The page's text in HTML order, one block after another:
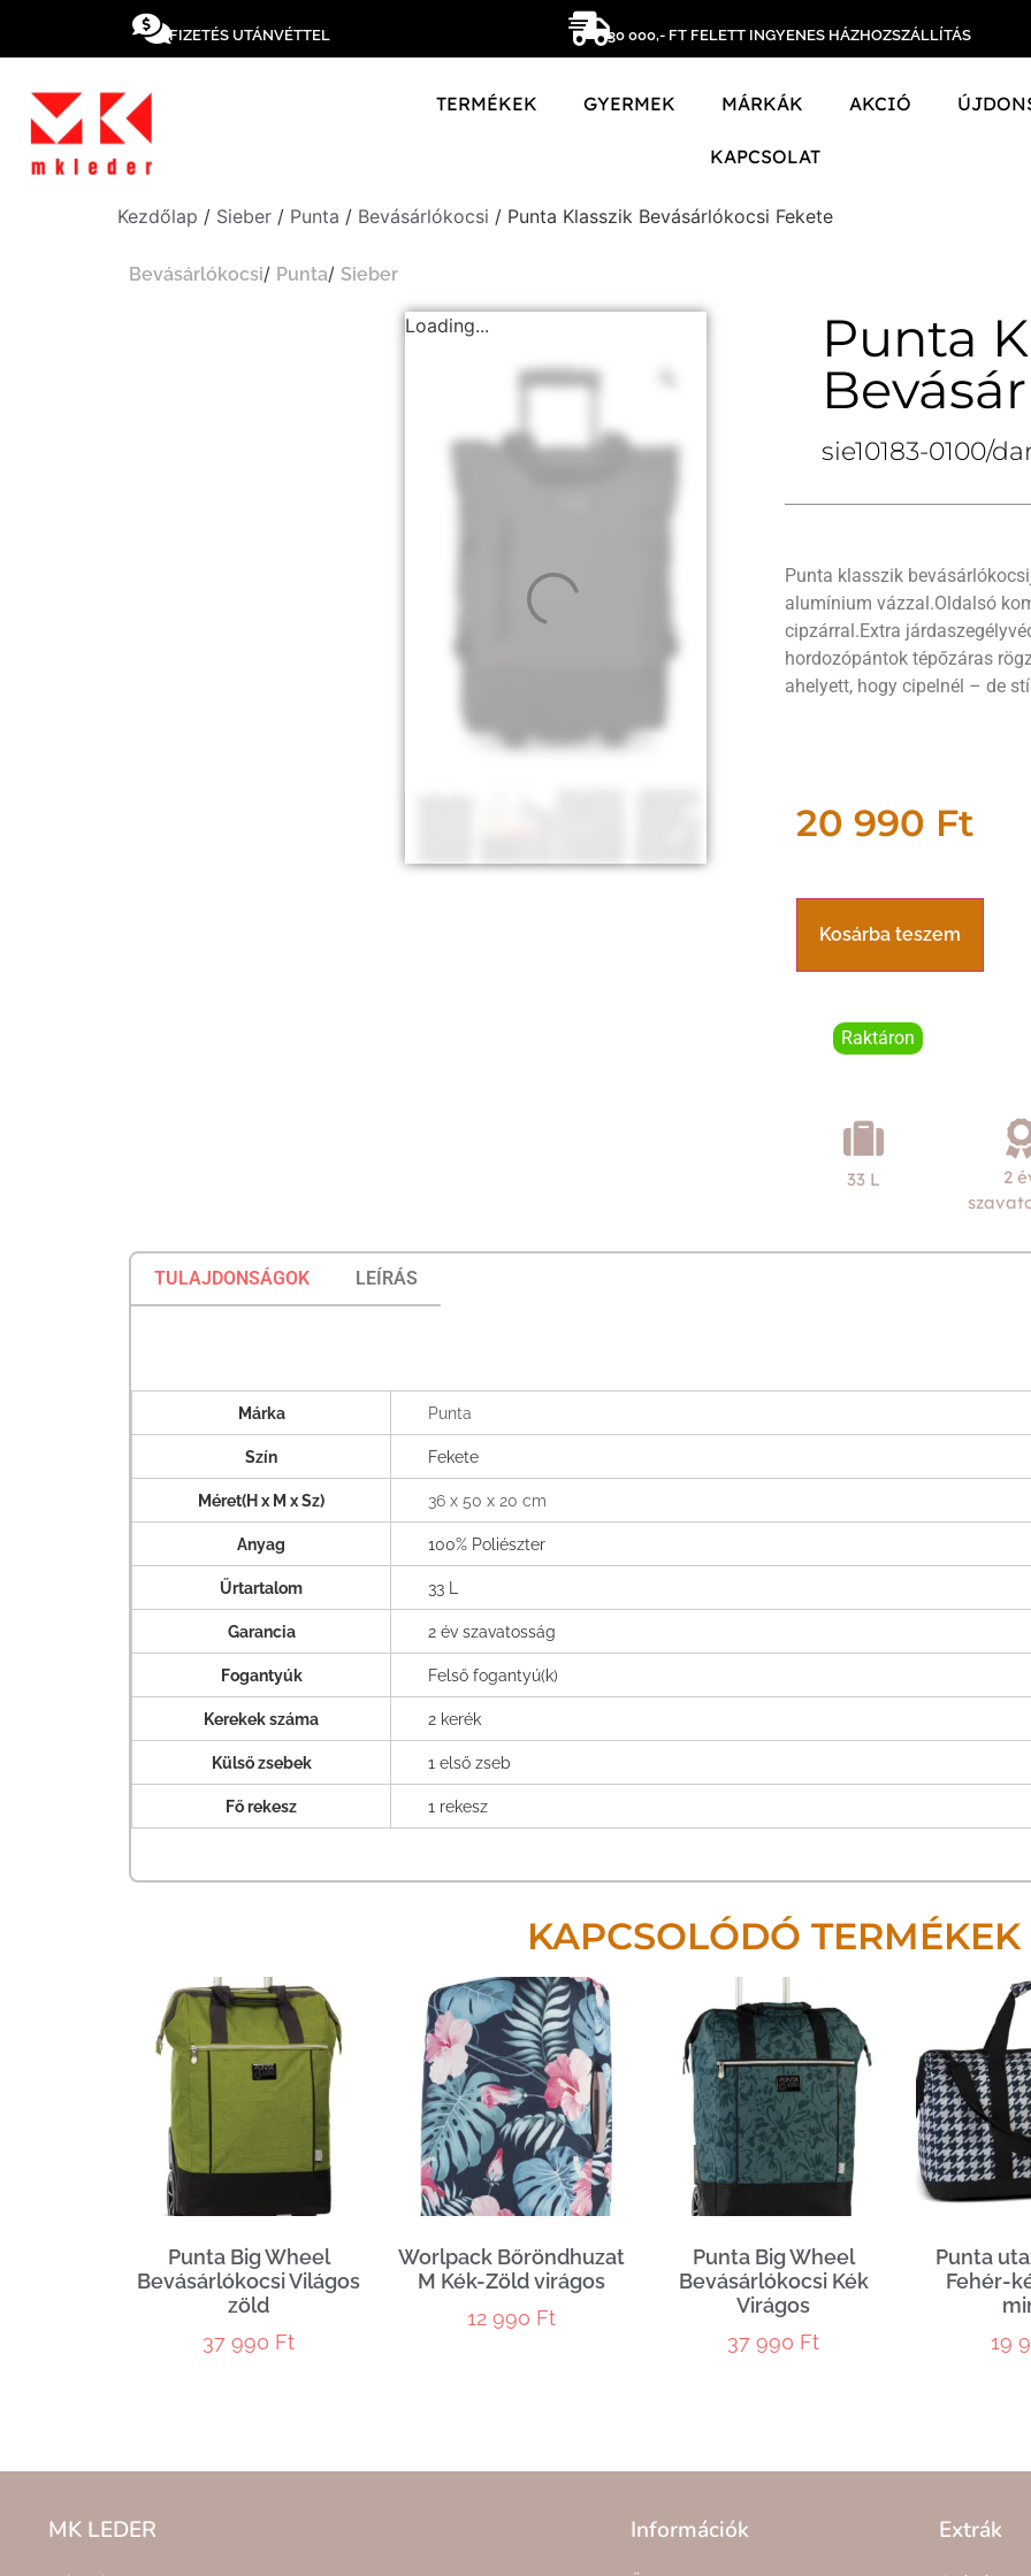
FIZETÉS UTÁNVÉTTEL 30 000,- FT FELETT INGYENES HÁZHOZSZÁLLÍTÁS
TERMÉKEK GYERMEK MÁRKÁK AKCIÓ
KAPCSOLAT
Kezdőlap / Sieber / Punta / Bevásárlókocsi / Punta Klasszik Bevásárlókocsi Fekete
Bevásárlókocsi/ Punta/ Sieber
Loading...
Punta
sie10183-0100/
Punta klasszik
alumínium vázzal.Oldalsó
cipzárral.Extra
hordozópántok tépőzáras
ahelyett, hogy cipelnél – de
20 990 Ft
Kosárba teszem
Raktáron
33 L
2
TULAJDONSÁGOK LEÍRÁS
Márka Punta
Szín Fekete
Méret(H x M x Sz) 36 x 50 x 20 cm
Anyag 100% Poliészter
Űrtartalom 33 L
Garancia 2 év szavatosság
Fogantyúk Felső fogantyú(k)
Kerekek száma 2 kerék
Külső zsebek 1 első zseb
Fő rekesz 1 rekesz
KAPCSOLÓDÓ TERMÉKEK
Punta Big Wheel
Bevásárlókocsi Világos
zöld
37 990 Ft
Worlpack Bőröndhuzat
M Kék-Zöld virágos
12 990 Ft
Punta Big Wheel
Bevásárlókocsi Kék
Virágos
37 990 Ft
Punta
Fehér-
19
MK LEDER Információk Extrák